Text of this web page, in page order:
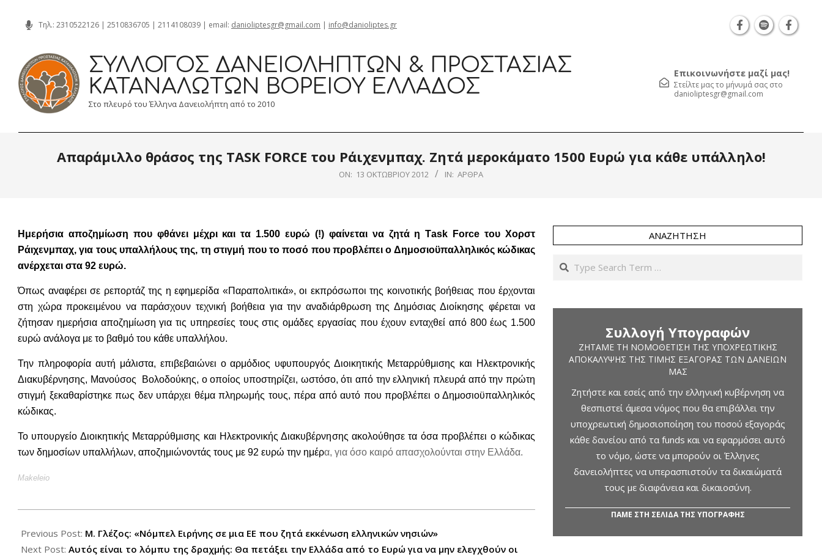
content
Τηλ.: 2310522126 | 2510836705 | 2114108039 | email: danioliptesgr@gmail.com | info@danioliptes.gr
ΣΎΛΛΟΓΟΣ ΔΑΝΕΙΟΛΗΠΤΏΝ & ΠΡΟΣΤΑΣΊΑΣ
ΚΑΤΑΝΑΛΩΤΏΝ ΒΟΡΕΊΟΥ ΕΛΛΆΔΟΣ
Στο πλευρό του Έλληνα Δανειολήπτη από το 2010
Επικοινωνήστε μαζί μας!
Στείλτε μας το μήνυμά σας στο
danioliptesgr@gmail.com
Απαράμιλλο θράσος της TASK FORCE του Ράιχενμπαχ. Ζητά μεροκάματο 1500 Ευρώ για κάθε υπάλληλο!
ON: 13 ΟΚΤΩΒΡΊΟΥ 2012 IN: ΆΡΘΡΑ
Ημερήσια αποζημίωση που φθάνει μέχρι και τα 1.500 ευρώ (!) φαίνεται να ζητά η Τask Force του Χορστ
Ράιχενμπαχ, για τους υπαλλήλους της, τη στιγμή που το ποσό που προβλέπει ο Δημοσιοϋπαλληλικός κώδικας
ανέρχεται στα 92 ευρώ.
Όπως αναφέρει σε ρεπορτάζ της η εφημερίδα «Παραπολιτικά», οι εκπρόσωποι της κοινοτικής βοήθειας που έρχονται
στη χώρα προκειμένου να παράσχουν τεχνική βοήθεια για την αναδιάρθρωση της Δημόσιας Διοίκησης φέρεται να
ζήτησαν ημερήσια αποζημίωση για τις υπηρεσίες τους στις ομάδες εργασίας που έχουν ενταχθεί από 800 έως 1.500
ευρώ ανάλογα με το βαθμό του κάθε υπαλλήλου.
Την πληροφορία αυτή μάλιστα, επιβεβαιώνει ο αρμόδιος υφυπουργός Διοικητικής Μεταρρύθμισης και Ηλεκτρονικής
Διακυβέρνησης, Μανούσος Βολοδούκης, ο οποίος υποστηρίζει, ωστόσο, ότι από την ελληνική πλευρά από την πρώτη
στιγμή ξεκαθαρίστηκε πως δεν υπάρχει θέμα πληρωμής τους, πέρα από αυτό που προβλέπει ο Δημοσιοϋπαλληλικός
κώδικας.
Το υπουργείο Διοικητικής Μεταρρύθμισης και Ηλεκτρονικής Διακυβέρνησης ακολούθησε τα όσα προβλέπει ο κώδικας
των δημοσίων υπαλλήλων, αποζημιώνοντάς τους με 92 ευρώ την ημέρα, για όσο καιρό απασχολούνται στην Ελλάδα.
Makeleio
10-
13
Previous Post: Μ. Γλέζος: «Νόμπελ Ειρήνης σε μια ΕΕ που ζητά εκκένωση ελληνικών νησιών»
Next Post: Αυτός είναι το λόμπυ της δραχμής: Θα πετάξει την Ελλάδα από το Ευρώ για να μην ελεγχθούν οι
ΑΝΑΖΉΤΗΣΗ
Search
Συλλογή Υπογραφών
ΖΗΤΆΜΕ ΤΗ ΝΟΜΟΘΈΤΙΣΗ ΤΗΣ ΥΠΟΧΡΕΩΤΙΚΉΣ
ΑΠΟΚΆΛΥΨΗΣ ΤΗΣ ΤΙΜΉΣ ΕΞΑΓΟΡΆΣ ΤΩΝ ΔΑΝΕΊΩΝ
ΜΑΣ
Ζητήστε και εσείς από την ελληνική κυβέρνηση να
θεσπιστεί άμεσα νόμος που θα επιβάλλει την
υποχρεωτική δημοσιοποίηση του ποσού εξαγοράς
κάθε δανείου από τα funds και να εφαρμόσει αυτό
το νόμο, ώστε να μπορούν οι Έλληνες
δανειολήπτες να υπερασπιστούν τα δικαιώματά
τους με διαφάνεια και δικαιοσύνη.
ΠΑΜΕ ΣΤΗ ΣΕΛΙΔΑ ΤΗΣ ΥΠΟΓΡΑΦΗΣ